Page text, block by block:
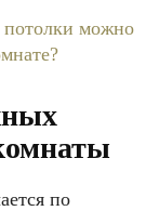
по